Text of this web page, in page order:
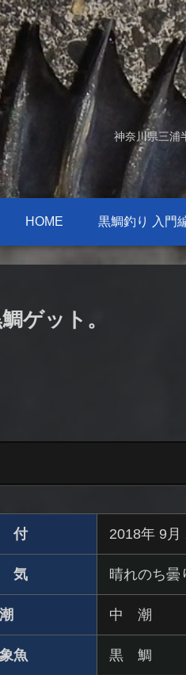
神奈川県三浦
HOME 黒鯛釣り 入門
ゲット。
付 2018年 9月
気 晴れのち曇
潮 中 潮
魚 黒 鯛